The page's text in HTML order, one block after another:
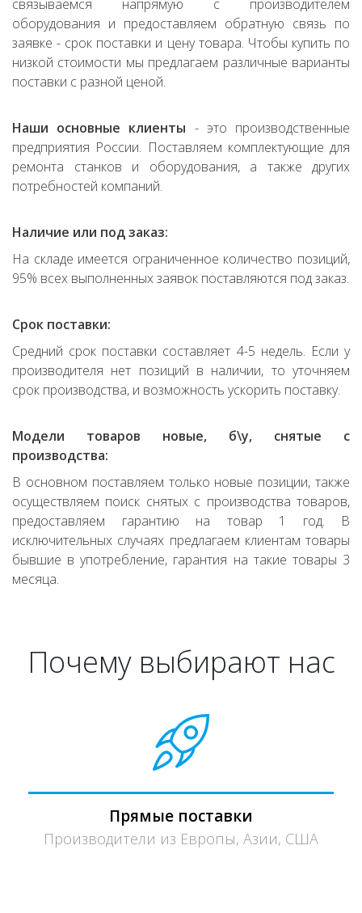
связываемся напрямую с производителем
оборудования и предоставляем обратную связь по
заявке - срок поставки и цену товара. Чтобы купить по
низкой стоимости мы предлагаем различные варианты
поставки с разной ценой.
Наши основные клиенты - это производственные
предприятия России. Поставляем комплектующие для
ремонта станков и оборудования, а также других
потребностей компаний.
Наличие или под заказ:
На складе имеется ограниченное количество позиций,
95% всех выполненных заявок поставляются под заказ.
Срок поставки:
Средний срок поставки составляет 4-5 недель. Если у
производителя нет позиций в наличии, то уточняем
срок производства, и возможность ускорить поставку.
Модели товаров новые, б\у, снятые с
производства:
В основном поставляем только новые позиции, также
осуществляем поиск снятых с производства товаров,
предоставляем гарантию на товар 1 год. В
исключительных случаях предлагаем клиентам товары
бывшие в употребление, гарантия на такие товары 3
месяца.
Почему выбирают нас
Прямые поставки
Производители из Европы, Азии, США